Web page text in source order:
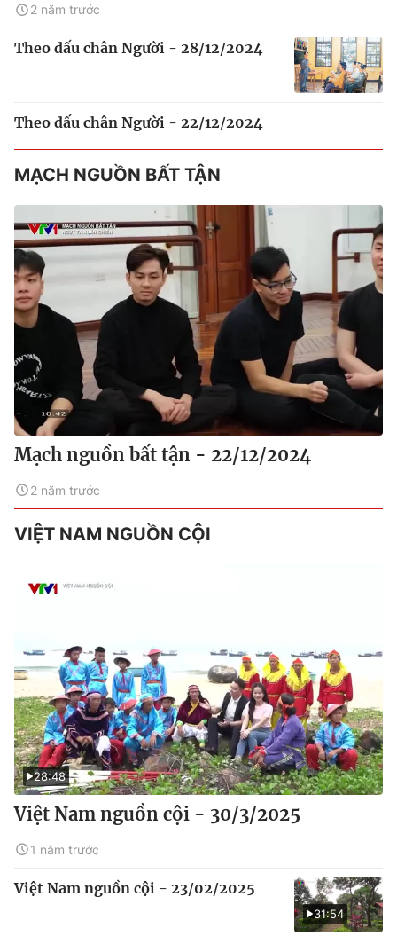
2 năm trước
Theo dấu chân Người - 28/12/2024
Theo dấu chân Người - 22/12/2024
MẠCH NGUỒN BẤT TẬN
Mạch nguồn bất tận - 22/12/2024
2 năm trước
VIỆT NAM NGUỒN CỘI
28:48
Việt Nam nguồn cội - 30/3/2025
1 năm trước
31:54
Việt Nam nguồn cội - 23/02/2025